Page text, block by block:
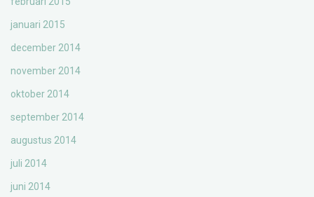
januari 2015
december 2014
november 2014
oktober 2014
september 2014
augustus 2014
juli 2014
juni 2014